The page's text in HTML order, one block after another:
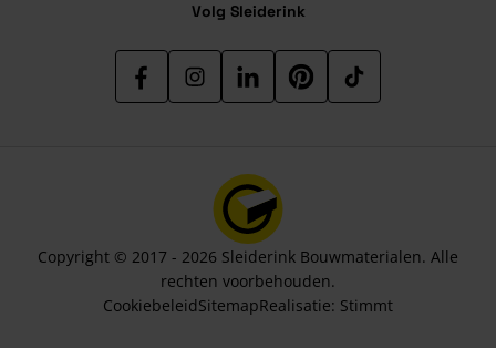
Volg Sleiderink
Copyright © 2017 - 2026 Sleiderink Bouwmaterialen. Alle
rechten voorbehouden.
CookiebeleidSitemapRealisatie: Stimmt